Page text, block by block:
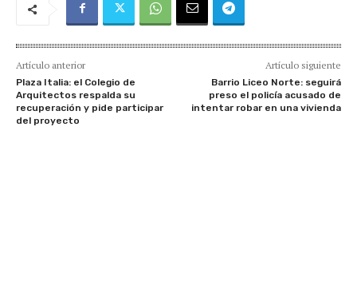
Artículo anterior
Plaza Italia: el Colegio de
Arquitectos respalda su
recuperación y pide participar
del proyecto
Artículo siguiente
Barrio Liceo Norte: seguirá
preso el policía acusado de
intentar robar en una vivienda